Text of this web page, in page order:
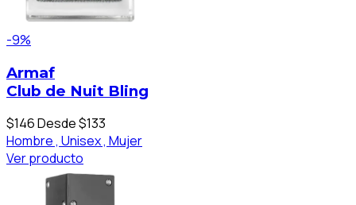
-9%
Armaf
Club de Nuit Bling
$146Desde $133
Hombre , Unisex , Mujer
Ver producto